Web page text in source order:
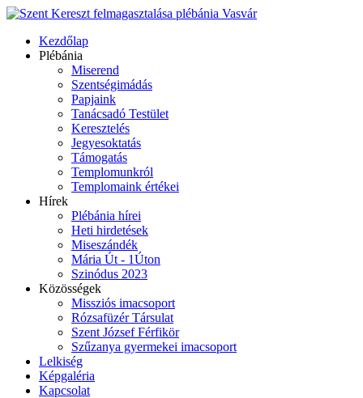
Kezdőlap
Plébánia
Miserend
Szentségimádás
Papjaink
Tanácsadó Testület
Keresztelés
Jegyesoktatás
Támogatás
Templomunkról
Templomaink értékei
Hírek
Plébánia hírei
Heti hirdetések
Miseszándék
Mária Út - 1Úton
Szinódus 2023
Közösségek
Missziós imacsoport
Rózsafüzér Társulat
Szent József Férfikör
Szűzanya gyermekei imacsoport
Lelkiség
Képgaléria
Kapcsolat